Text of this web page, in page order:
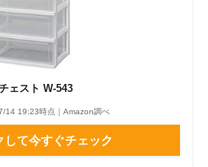
ェスト W-543
14 19:23時点｜Amazon調べ
して今すぐチェック